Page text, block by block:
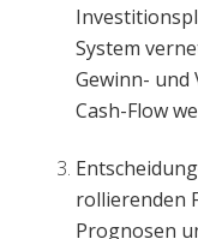
System
Gewinn- und
Cash-Flow
rollierenden
Prognosen